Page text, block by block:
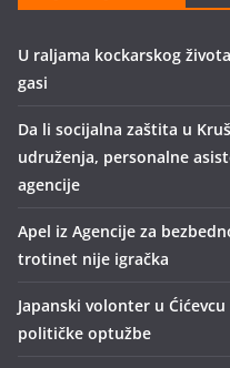
U raljama kockarskog
gasi
Da li socijalna zaštita u
udruženja, personalne
agencije
Apel iz Agencije za
trotinet nije igračka
Japanski volonter u
političke optužbe